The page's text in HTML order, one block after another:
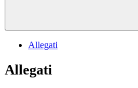
Allegati
Allegati